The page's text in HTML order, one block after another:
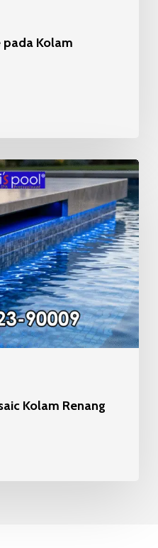
pada Kolam
Kolam Renang